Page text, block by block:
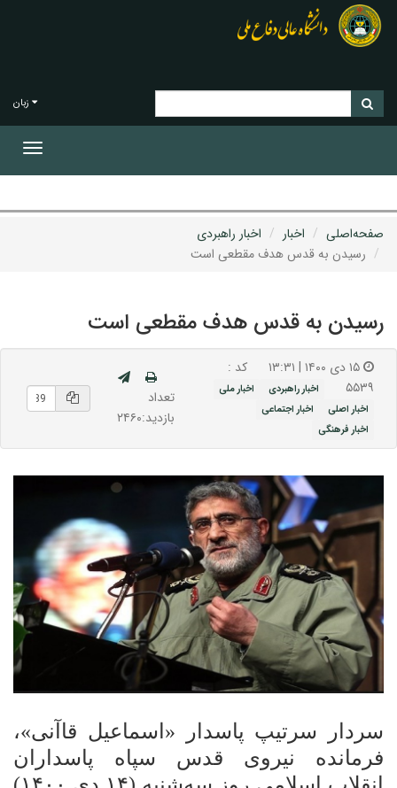
زبان
صفحه‌اصلی اخبار
اخبار راهبردی
رسیدن به قدس هدف مقطعی است
رسیدن به قدس هدف مقطعی است
کد :
۵۵۳۹
اخبار راهبردی
اخبار ملی
اخبار اصلی
اخبار اجتماعی
اخبار فرهنگی
تعداد
بازدید:۲۴۶۰
سردار سرتیپ پاسدار «اسماعیل قاآنی»،
فرمانده نیروی قدس سپاه پاسداران